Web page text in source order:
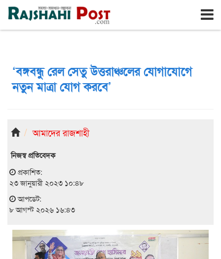
রাজশাহী শনিবার, ৮ই আগস্ট ২০২৬, ২৫শে শ্রাবণ ১৪৩৩
‘বঙ্গবন্ধু রেল সেতু উত্তরাঞ্চলের যোগাযোগে
নতুন মাত্রা যোগ করবে’
আমাদের রাজশাহী
নিজস্ব প্রতিবেদক
প্রকাশিত:
২৩ জানুয়ারী ২০২৩ ১০:৪৮
আপডেট:
৮ আগস্ট ২০২৬ ১৬:৪৩